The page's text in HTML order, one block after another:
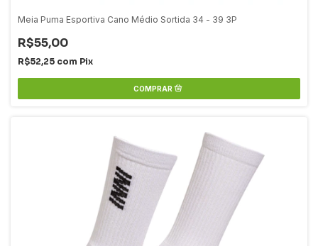
Meia Puma Esportiva Cano Médio Sortida 34 - 39 3P
R$55,00
R$52,25 com Pix